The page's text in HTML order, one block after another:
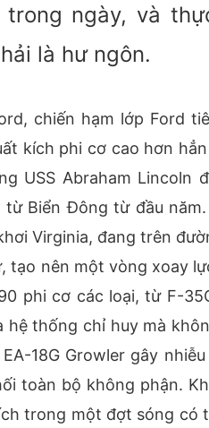
trong ngày, và
là hư ngôn.
chiến hạm lớp Ford
kích phi cơ cao hơn
USS Abraham Lincoln
Biển Đông từ đầu
Virginia, đang trên
tạo nên một vòng xoay
phi cơ các loại, từ F-
hệ thống chỉ huy mà
18G Growler gây
toàn bộ không phận.
trong một đợt sóng có